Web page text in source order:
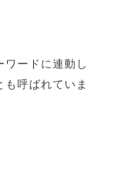
ワードに連動し
呼ばれていま